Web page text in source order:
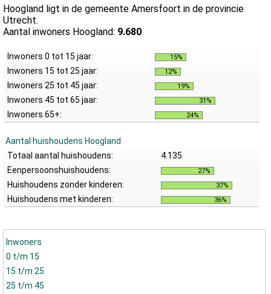
Hoogland ligt in de gemeente Amersfoort in de provincie
Utrecht.
Aantal inwoners Hoogland: 9.680
Inwoners 0 tot 15 jaar: 15%
Inwoners 15 tot 25 jaar: 12%
Inwoners 25 tot 45 jaar: 19%
Inwoners 45 tot 65 jaar: 31%
Inwoners 65+: 24%
Aantal huishoudens Hoogland
Totaal aantal huishoudens:
4.135
Eenpersoonshuishoudens:
27%
Huishoudens zonder kinderen: 37%
Huishoudens met kinderen: 36%
Inwoners
0 t/m 15
15 t/m 25
25 t/m 45